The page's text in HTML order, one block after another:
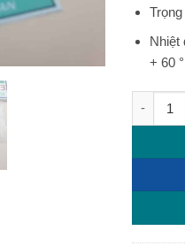
Nhiệt
+ 60
Pin